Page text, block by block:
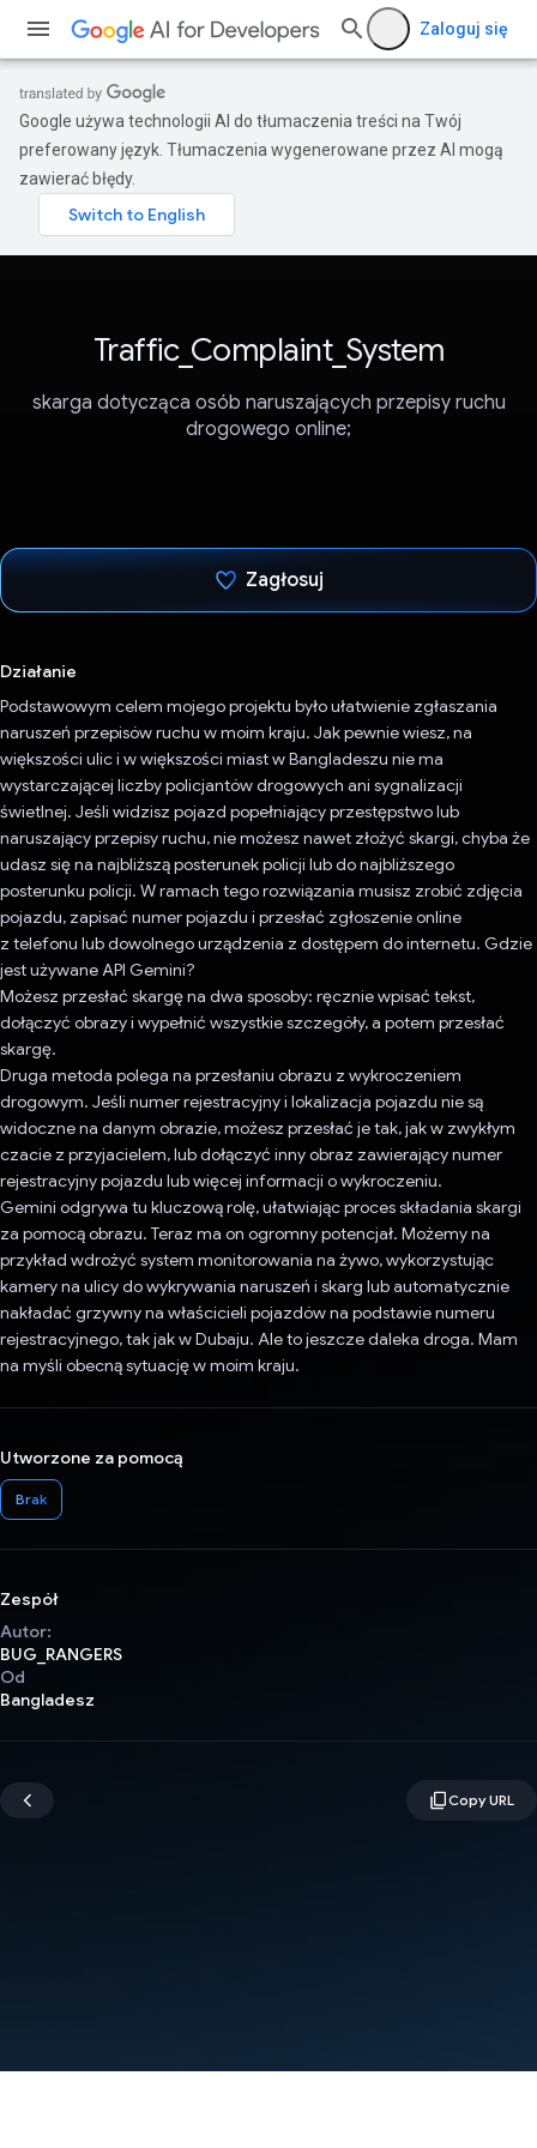
Zaloguj się
Google używa technologii AI do tłumaczenia treści na Twój
preferowany język. Tłumaczenia wygenerowane przez AI mogą
zawierać błędy.
Traffic_Complaint_System
skarga dotycząca osób naruszających przepisy ruchu
drogowego online;
Zagłosuj
Działanie
Podstawowym celem mojego projektu było ułatwienie zgłaszania
naruszeń przepisów ruchu w moim kraju. Jak pewnie wiesz, na
większości ulic i w większości miast w Bangladeszu nie ma
wystarczającej liczby policjantów drogowych ani sygnalizacji
świetlnej. Jeśli widzisz pojazd popełniający przestępstwo lub
naruszający przepisy ruchu, nie możesz nawet złożyć skargi, chyba że
udasz się na najbliższą posterunek policji lub do najbliższego
posterunku policji. W ramach tego rozwiązania musisz zrobić zdjęcia
pojazdu, zapisać numer pojazdu i przesłać zgłoszenie online
z telefonu lub dowolnego urządzenia z dostępem do internetu. Gdzie
jest używane API Gemini?
Możesz przesłać skargę na dwa sposoby: ręcznie wpisać tekst,
dołączyć obrazy i wypełnić wszystkie szczegóły, a potem przesłać
skargę.
Druga metoda polega na przesłaniu obrazu z wykroczeniem
drogowym. Jeśli numer rejestracyjny i lokalizacja pojazdu nie są
widoczne na danym obrazie, możesz przesłać je tak, jak w zwykłym
czacie z przyjacielem, lub dołączyć inny obraz zawierający numer
rejestracyjny pojazdu lub więcej informacji o wykroczeniu.
Gemini odgrywa tu kluczową rolę, ułatwiając proces składania skargi
za pomocą obrazu. Teraz ma on ogromny potencjał. Możemy na
przykład wdrożyć system monitorowania na żywo, wykorzystując
kamery na ulicy do wykrywania naruszeń i skarg lub automatycznie
nakładać grzywny na właścicieli pojazdów na podstawie numeru
rejestracyjnego, tak jak w Dubaju. Ale to jeszcze daleka droga. Mam
na myśli obecną sytuację w moim kraju.
Utworzone za pomocą
Brak
Zespół
Autor:
BUG_RANGERS
Od
Bangladesz